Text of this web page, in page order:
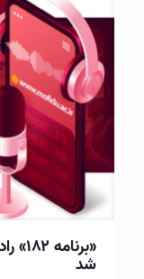
شد